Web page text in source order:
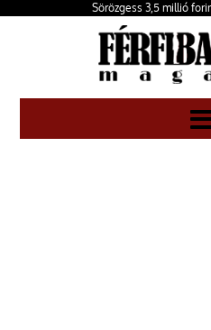
Sörözgess 3,5 millió